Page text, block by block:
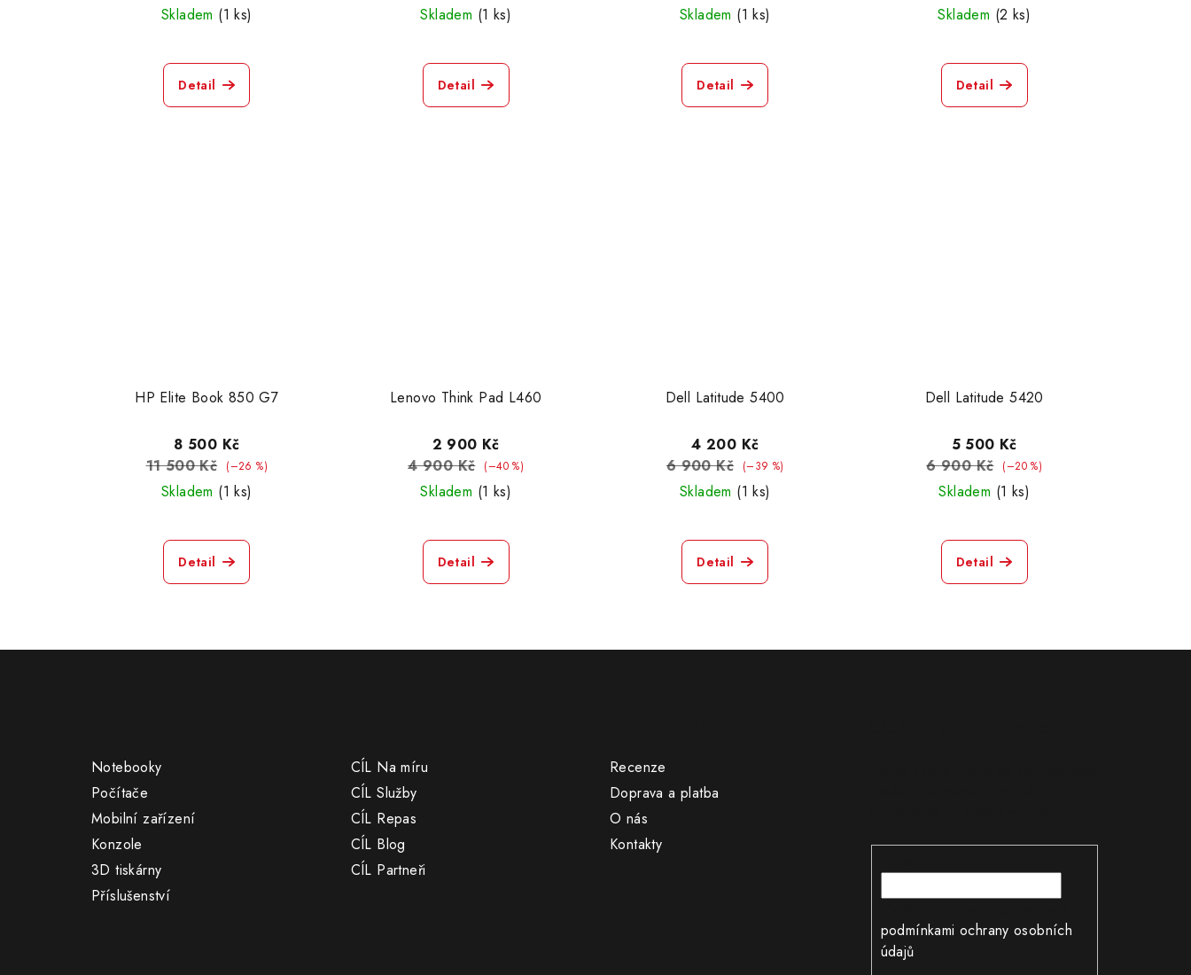
Skladem (1 ks)
Detail
Skladem (1 ks)
Detail
Skladem (1 ks)
Detail
Skladem (2 ks)
Detail
HP Elite Book 850 G7
8 500 Kč
11 500 Kč
(–26 %)
Skladem (1 ks)
Detail
Lenovo Think Pad L460
2 900 Kč
4 900 Kč (–40 %)
Skladem (1 ks)
Detail
Dell Latitude 5400
4 200 Kč
6 900 Kč
(–39 %)
Skladem (1 ks)
Detail
Dell Latitude 5420
5 500 Kč
6 900 Kč (–20 %)
Skladem (1 ks)
Detail
Notebooky
Počítače
Mobilní zařízení
Konzole
3D tiskárny
Příslušenství
CÍL Na míru
CÍL Služby
CÍL Repas
CÍL Blog
CÍL Partneři
Recenze
Doprava a platba
O nás
Kontakty
podmínkami ochrany osobních
údajů